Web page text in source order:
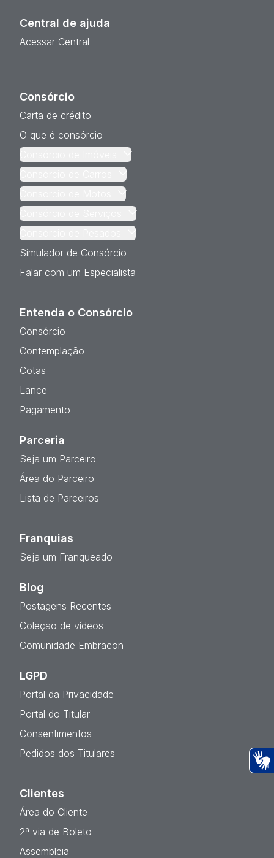
Central de ajuda
Acessar Central
Consórcio
Carta de crédito
O que é consórcio
Simulador de Consórcio
Falar com um Especialista
Entenda o Consórcio
Consórcio
Contemplação
Cotas
Lance
Pagamento
Parceria
Seja um Parceiro
Área do Parceiro
Lista de Parceiros
Franquias
Seja um Franqueado
Blog
Postagens Recentes
Coleção de vídeos
Comunidade Embracon
LGPD
Portal da Privacidade
Portal do Titular
Consentimentos
Pedidos dos Titulares
Clientes
Área do Cliente
2ª via de Boleto
Assembleia